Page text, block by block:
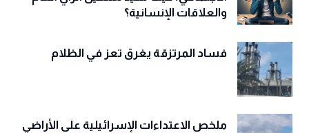
والعلاقات الإنسانية؟
فساد المرتزقة يغرق تعز في الظلام
ملخص الاعتداءات الإسرائيلية على الأراضي